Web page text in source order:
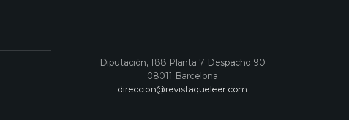
Diputación, 188 Planta 7 Despacho 90
08011 Barcelona
direccion@revistaqueleer.com